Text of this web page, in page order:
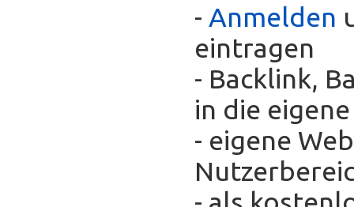
- Anmelden
eintragen
- Backlink,
in die
- eigene